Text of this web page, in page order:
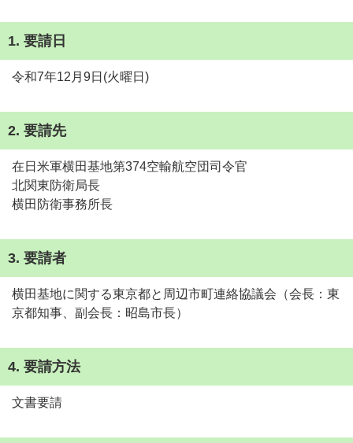
1. 要請日
令和7年12月9日(火曜日)
2. 要請先
在日米軍横田基地第374空輸航空団司令官
北関東防衛局長
横田防衛事務所長
3. 要請者
横田基地に関する東京都と周辺市町連絡協議会（会長：東
京都知事、副会長：昭島市長）
4. 要請方法
文書要請